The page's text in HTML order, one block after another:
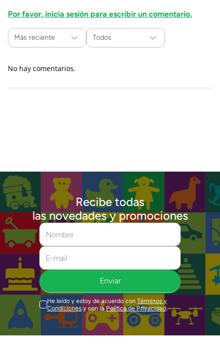
Por favor, inicia sesión para escribir un comentario.
Más reciente Todos
No hay comentarios.
Recibe todas
las novedades y promociones
Enviar
He leído y estoy de acuerdo con Términos y
Condiciones y con la Política de Privacidad.